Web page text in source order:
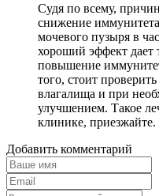
Судя по всему,
снижение
мочевого пузыря в
хороший эффект дает
повышение
того, стоит
влагалища и при
улучшением. Такое
клинике, приезжайте.
Добавить комментарий